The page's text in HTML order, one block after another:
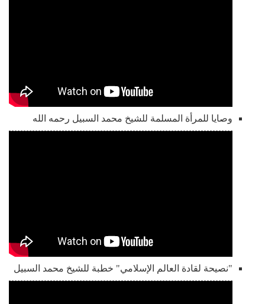
وصايا للمرأة المسلمة للشيخ محمد السبيل رحمه الله
"نصيحة لقادة العالم الإسلامي" خطبة للشيخ محمد السبيل